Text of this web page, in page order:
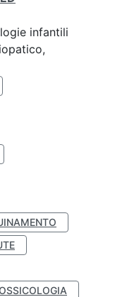
infantili